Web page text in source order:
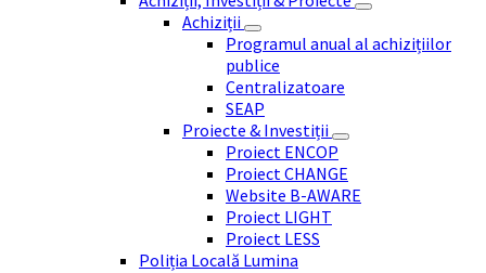
Achiziții
Programul anual al achizițiilor
publice
Centralizatoare
SEAP
Proiecte & Investiții
Proiect ENCOP
Proiect CHANGE
Website B-AWARE
Proiect LIGHT
Proiect LESS
Poliția Locală Lumina